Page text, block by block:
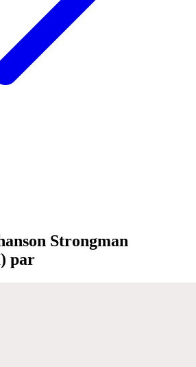
Strongman
par